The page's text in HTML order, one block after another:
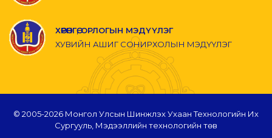
ХӨРӨНГӨ, ОРЛОГЫН МЭДҮҮЛЭГ
ХУВИЙН АШИГ СОНИРХОЛЫН МЭДҮҮЛЭГ
© 2005-2026 Монгол Улсын Шинжлэх Ухаан Технологийн Их
Сургууль, Мэдээллийн технологийн төв